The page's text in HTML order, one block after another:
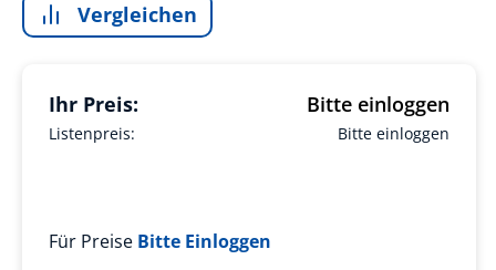
Vergleichen
Listenpreis: Bitte einloggen
Ihr Preis: Bitte einloggen
Für Preise Bitte Einloggen